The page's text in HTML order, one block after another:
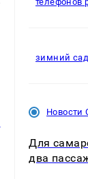
зимний
Новости
Для
два